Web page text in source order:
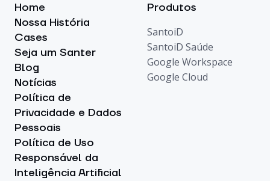
Home
Nossa História
Cases
Seja um Santer
Blog
Notícias
Política de
Privacidade e Dados
Pessoais
Política de Uso
Responsável da
Inteligência Artificial
Produtos
SantoiD
SantoiD Saúde
Google Workspace
Google Cloud